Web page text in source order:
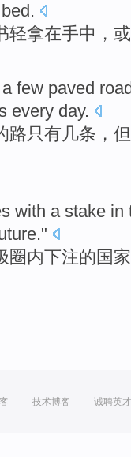
bed .
轻拿在手中 ，
a few paved
every day.
路只有几条， 但
with a stake in
."
圈内下注的 国家
技术博客 诚聘英才